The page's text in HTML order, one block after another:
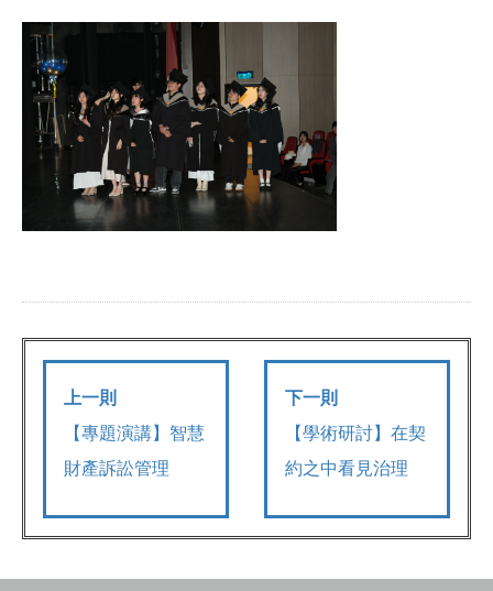
上一則
【專題演講】智慧
財產訴訟管理
下一則
【學術研討】在契
約之中看見治理